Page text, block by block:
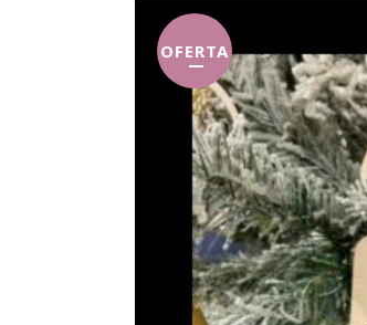
OFERTA